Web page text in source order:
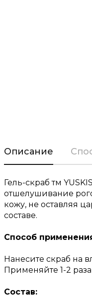
Описание
Гель-скраб тм
отшелушивание
кожу, не оставляя
составе.
Способ
Нанесите скраб на
Применяйте 1-2
Состав: